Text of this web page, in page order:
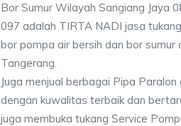
Bor Sumur Wilayah Sangiang Jaya
097 adalah TIRTA NADI jasa
bor pompa air bersih dan bor sumur
Tangerang.
Juga menjual berbagai Pipa
dengan kuwalitas terbaik dan
juga membuka tukang Service